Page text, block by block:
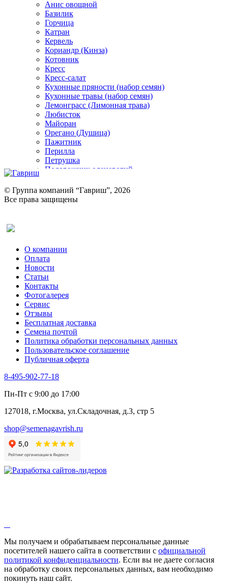
Анис овощной
Базилик
Горчица
Катран
Кервель
Кориандр (Кинза)
Котовник
Кресс
Кресс-салат
Кухонные пряности (набор семян)
Кухонные травы (набор семян)
Лемонграсс (Лимонная трава)
Любисток
Майоран
Орегано (Душица)
Пажитник
Перилла
Петрушка
Подорожник оленерогий
Ревень
Рукола
Рута
Тмин
Трава для чая
Туласи
Укроп
Фенхель пряный
Хризантема овощная
Цикорий пряный
Цикорий салатный (Витлуф)
Черемша
Шпинат
Щавель
Эндивий
Эстрагон
Алтей
Анис
Бессмертник
Валериана
Валерианелла
Гибискус лекарственный
Девясил
Душица
Змееголовник
Мыльнянка
Мята
Овсяный корень
Огуречная трава
Пустырник
© Группа компаний “Гавриш”, 2026
Все права защищены
О компании
Оплата
Новости
Статьи
Контакты
Фотогалерея​
Сервис
Отзывы
Бесплатная доставка
Семена почтой
Политика обработки персональных данных
Пользовательское соглашение
Публичная оферта
8-495-902-77-18
Пн-Пт с 9:00 до 17:00
127018, г.Москва, ул.Складочная, д.3, стр 5
shop@semenagavrish.ru
Мы получаем и обрабатываем персональные данные
посетителей нашего сайта в соответствии с официальной
политикой конфиденциальности. Если вы не даете согласия
на обработку своих персональных данных, вам необходимо
покинуть наш сайт.